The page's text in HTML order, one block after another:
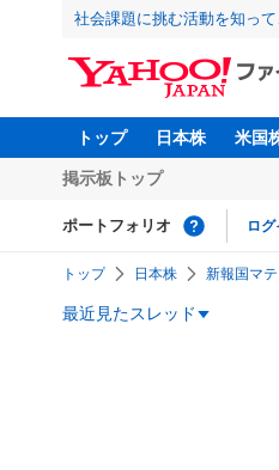
社会課題に挑む活動を知っ
トップ 日本株 米国
掲示板トップ
ポートフォリオ ロ
トップ 日本株 新報国マ
最近見たスレッド